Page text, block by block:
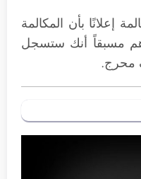
إعلانًا بأن المكالمة
مسبقاً أنك ستسجل
محرج.